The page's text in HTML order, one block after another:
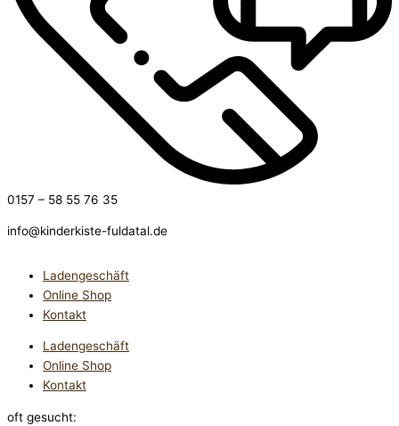
0157 – 58 55 76 35
info@kinderkiste-fuldatal.de
Ladengeschäft
Online Shop
Kontakt
Ladengeschäft
Online Shop
Kontakt
oft gesucht: